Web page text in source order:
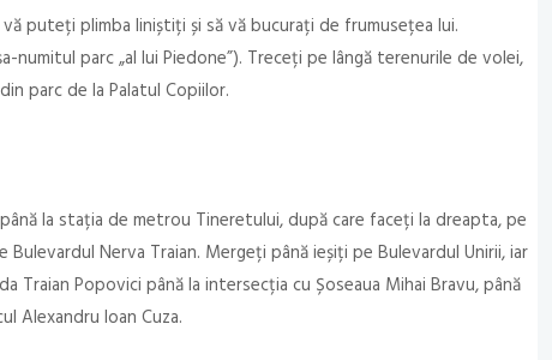
puteți plimba liniștiți și să vă bucurați de frumusețea lui.
numitul parc „al lui Piedone”). Treceți pe lângă terenurile de volei,
parc de la Palatul Copiilor.
la stația de metrou Tineretului, după care faceți la dreapta, pe
Nerva Traian. Mergeți până ieșiți pe Bulevardul Unirii, iar
Traian Popovici până la intersecția cu Șoseaua Mihai Bravu, până
Alexandru Ioan Cuza.